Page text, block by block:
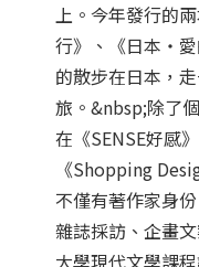
上。今年發行的
行》、《日本・
的散步在日本，
旅。&nbsp;除了
在《SENSE好感
《Shopping
不僅有著作家身
雜誌採訪、企畫
大學現代文學課